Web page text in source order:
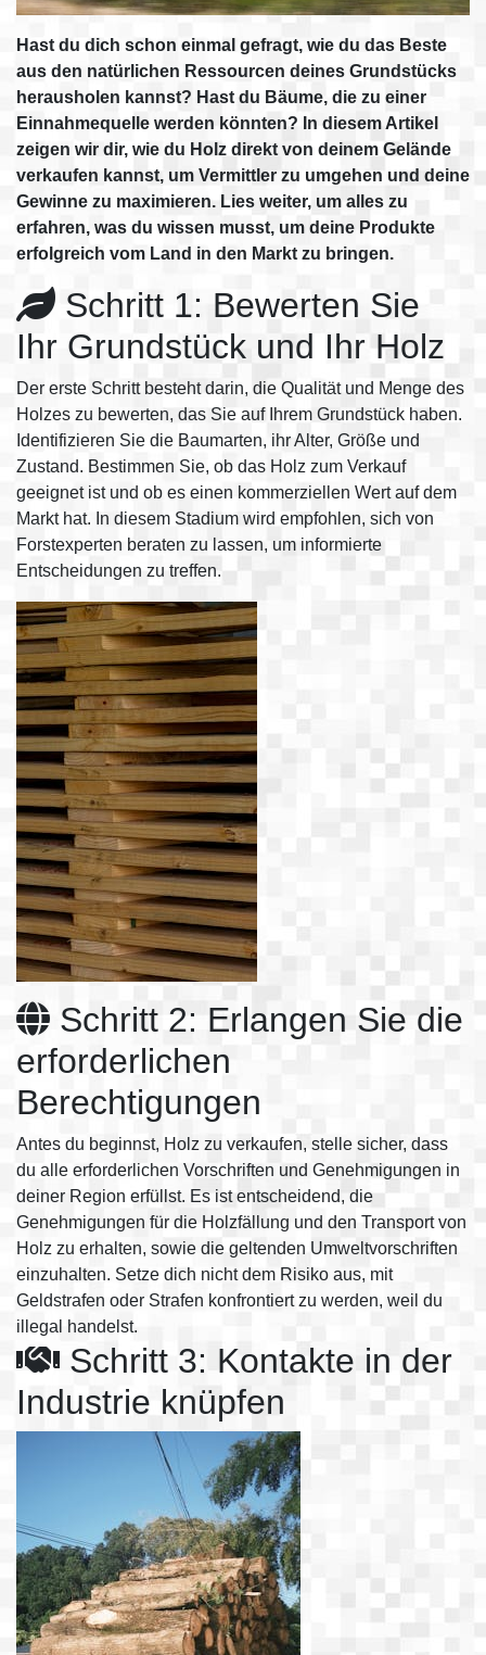
Hast du dich schon einmal gefragt, wie du das Beste
aus den natürlichen Ressourcen deines Grundstücks
herausholen kannst? Hast du Bäume, die zu einer
Einnahmequelle werden könnten? In diesem Artikel
zeigen wir dir, wie du Holz direkt von deinem Gelände
verkaufen kannst, um Vermittler zu umgehen und deine
Gewinne zu maximieren. Lies weiter, um alles zu
erfahren, was du wissen musst, um deine Produkte
erfolgreich vom Land in den Markt zu bringen.
Schritt 1: Bewerten Sie
Ihr Grundstück und Ihr Holz
Der erste Schritt besteht darin, die Qualität und Menge des
Holzes zu bewerten, das Sie auf Ihrem Grundstück haben.
Identifizieren Sie die Baumarten, ihr Alter, Größe und
Zustand. Bestimmen Sie, ob das Holz zum Verkauf
geeignet ist und ob es einen kommerziellen Wert auf dem
Markt hat. In diesem Stadium wird empfohlen, sich von
Forstexperten beraten zu lassen, um informierte
Entscheidungen zu treffen.
Schritt 2: Erlangen Sie die
erforderlichen
Berechtigungen
Antes du beginnst, Holz zu verkaufen, stelle sicher, dass
du alle erforderlichen Vorschriften und Genehmigungen in
deiner Region erfüllst. Es ist entscheidend, die
Genehmigungen für die Holzfällung und den Transport von
Holz zu erhalten, sowie die geltenden Umweltvorschriften
einzuhalten. Setze dich nicht dem Risiko aus, mit
Geldstrafen oder Strafen konfrontiert zu werden, weil du
illegal handelst.
Schritt 3: Kontakte in der
Industrie knüpfen